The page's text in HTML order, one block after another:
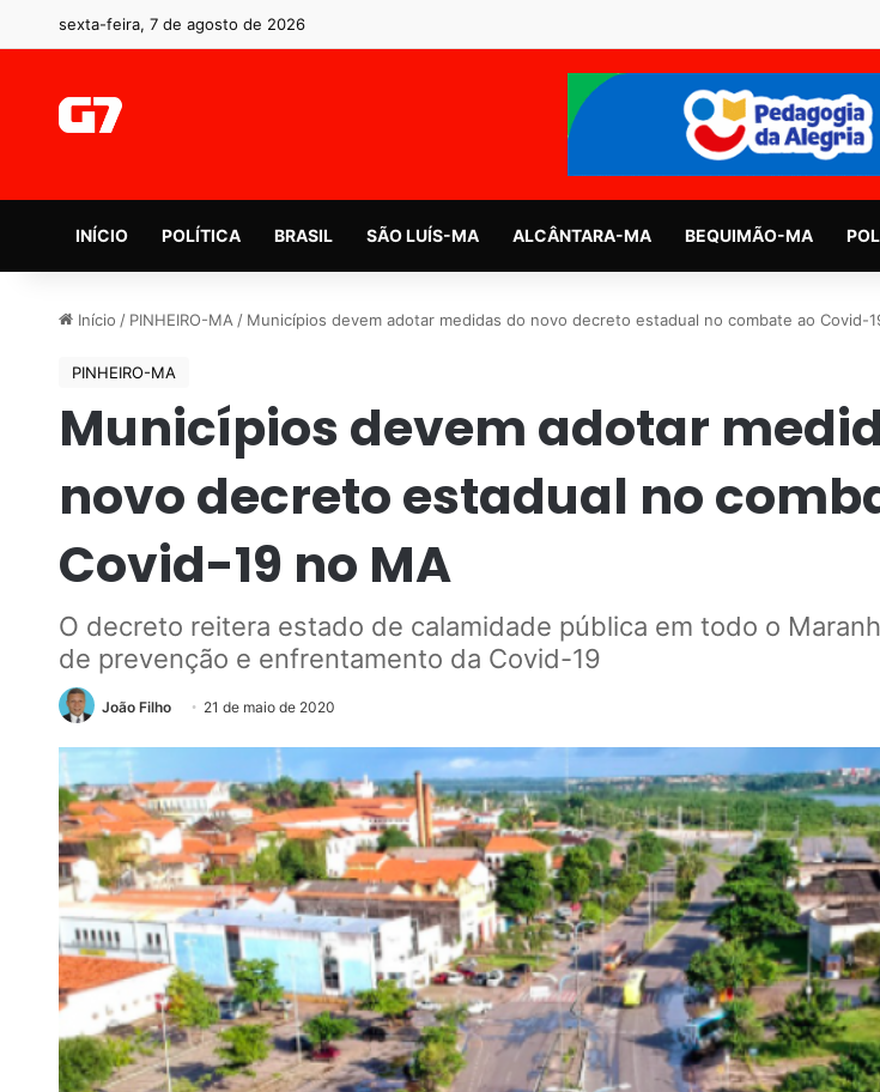
sexta-feira, 7 de agosto de 2026
INÍCIO POLÍTICA BRASIL SÃO LUÍS-MA ALCÂNTARA-MA BEQUIMÃO-MA
Início / PINHEIRO-MA / Municípios devem adotar medidas do novo decreto estadual no combate ao Covid-
PINHEIRO-MA
Municípios devem adotar
novo decreto estadual no
Covid-19 no MA
O decreto reitera estado de calamidade pública em todo o
de prevenção e enfrentamento da Covid-19
João Filho 21 de maio de 2020